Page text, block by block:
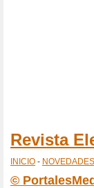
Revista
INICIO - NOVEDADES
©